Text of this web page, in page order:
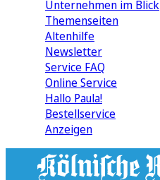
Unternehmen im Blick
Themenseiten
Altenhilfe
Newsletter
Service FAQ
Online Service
Hallo Paula!
Bestellservice
Anzeigen